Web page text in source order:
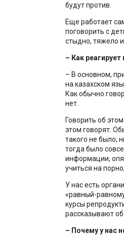
будут против.
Еще работает
поговорить с
стыдно, тяжело
– Как
– В основном,
на казахском
Как обычно
нет.
Говорить об
этом говорят.
такого не было,
тогда было
информации,
учиться на
У нас есть
«равный-
курсы
рассказывают об
– Почему у нас